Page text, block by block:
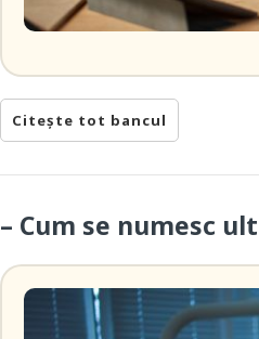
Citește tot bancul
– Cum se numesc